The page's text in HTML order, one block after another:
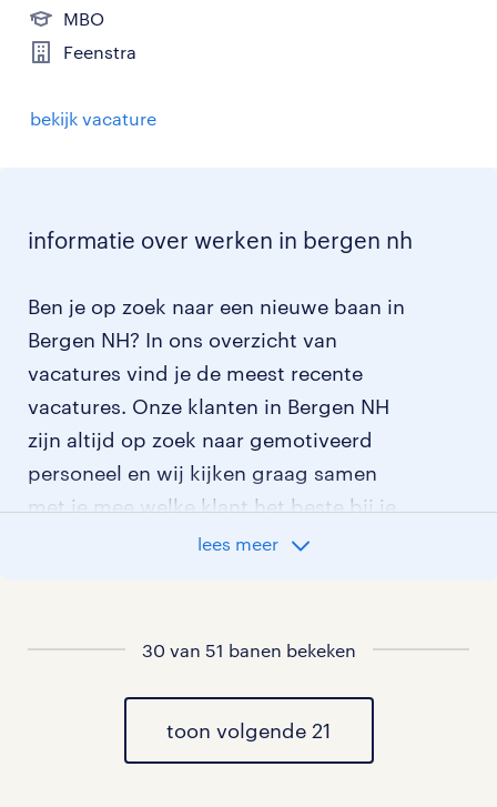
MBO
Feenstra
bekijk vacature
informatie over werken in bergen nh
Ben je op zoek naar een nieuwe baan in
Bergen NH? In ons overzicht van
vacatures vind je de meest recente
vacatures. Onze klanten in Bergen NH
zijn altijd op zoek naar gemotiveerd
personeel en wij kijken graag samen
met je mee welke klant het beste bij je
vacatures in Driehuizen
vacatures in Zuidschermer
lees meer
30 van 51 banen bekeken
toon volgende 21